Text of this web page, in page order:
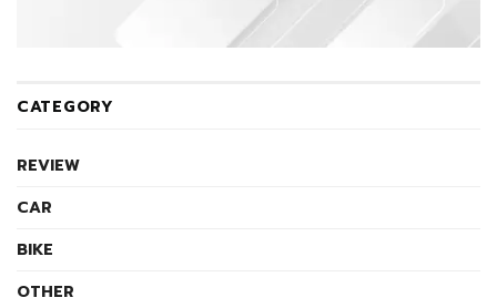
CATEGORY
REVIEW
CAR
BIKE
OTHER